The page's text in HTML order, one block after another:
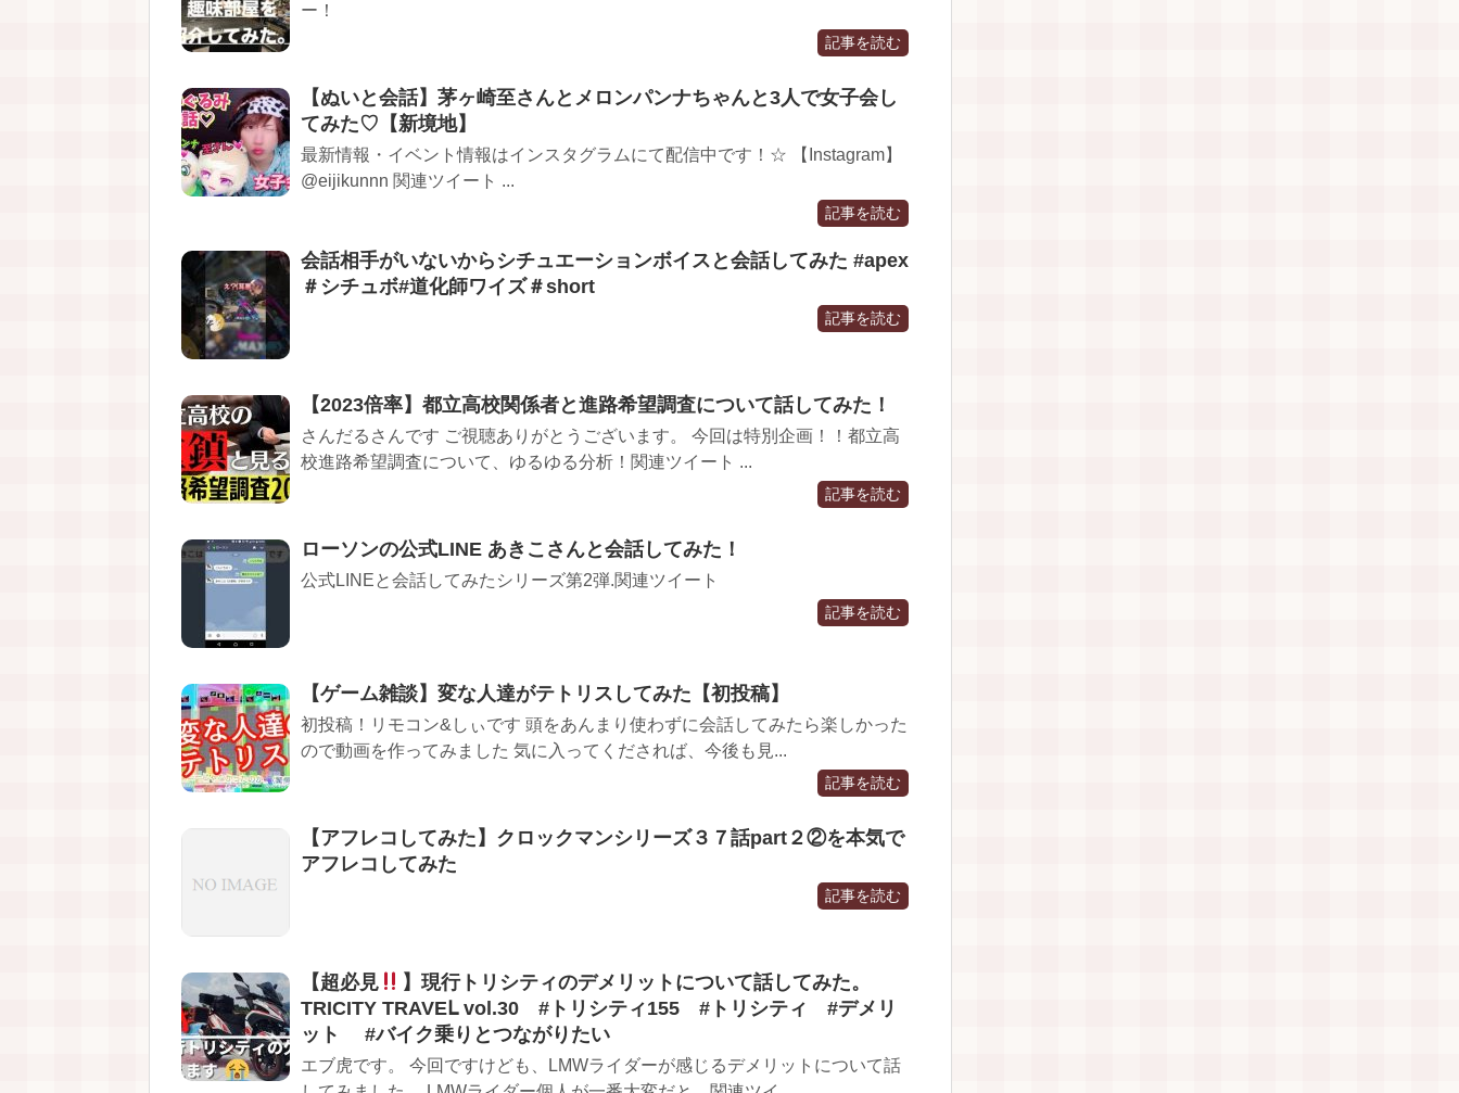
ー！
記事を読む
【ぬいと会話】茅ヶ崎至さんとメロンパンナちゃんと3人で女子会し
てみた♡【新境地】
最新情報・イベント情報はインスタグラムにて配信中です！☆ 【Instagram】
@eijikunnn 関連ツイート ...
記事を読む
会話相手がいないからシチュエーションボイスと会話してみた #apex
＃シチュボ#道化師ワイズ＃short
記事を読む
【2023倍率】都立高校関係者と進路希望調査について話してみた！
さんだるさんです ご視聴ありがとうございます。 今回は特別企画！！都立高
校進路希望調査について、ゆるゆる分析！関連ツイート ...
記事を読む
ローソンの公式LINE あきこさんと会話してみた！
公式LINEと会話してみたシリーズ第2弾.関連ツイート
記事を読む
【ゲーム雑談】変な人達がテトリスしてみた【初投稿】
初投稿！リモコン&しぃです 頭をあんまり使わずに会話してみたら楽しかった
ので動画を作ってみました 気に入ってくだされば、今後も見...
記事を読む
【アフレコしてみた】クロックマンシリーズ３７話part２②を本気で
アフレコしてみた
記事を読む
【超必見
】現行トリシティのデメリットについて話してみた。
TRICITY TRAVEⅬ vol.30 #トリシティ155 #トリシティ #デメリ
ット #バイク乗りとつながりたい
エブ虎です。 今回ですけども、LMWライダーが感じるデメリットについて話